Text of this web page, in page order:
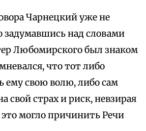
Чарнецкий уже не
задумавшись над словами
Любомирского был знаком
что тот либо
ему свою волю, либо сам
свой страх и риск, невзирая
могло причинить Речи